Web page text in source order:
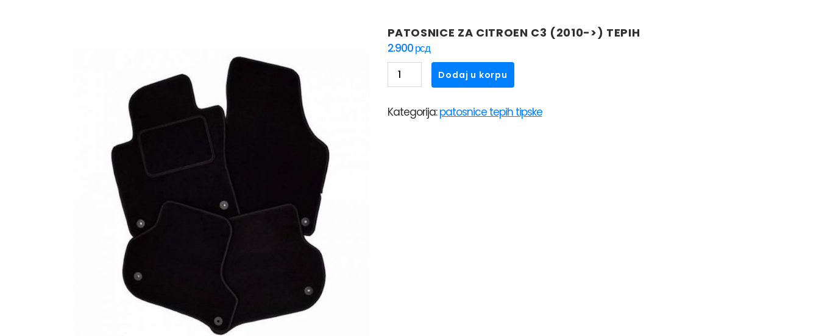
PATOSNICE ZA CITROEN C3 (2010->) TEPIH
2.900рсд
PATOSNICE
ZA
C3
Dodaj u korpu
Kategorija:patosnice tepih tipske